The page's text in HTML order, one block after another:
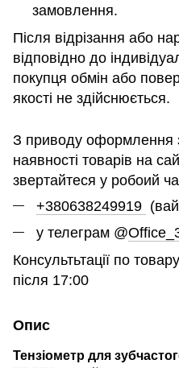
замовлення.
Після відрізання або
відповідно до
покупця обмін або
якості не здійснюється.
З приводу оформлення
наявності товарів на
звертайтеся у робоий
+380638249919
у телеграм @
Консультьтації по
після 17:00
Опис
Тензіометр для